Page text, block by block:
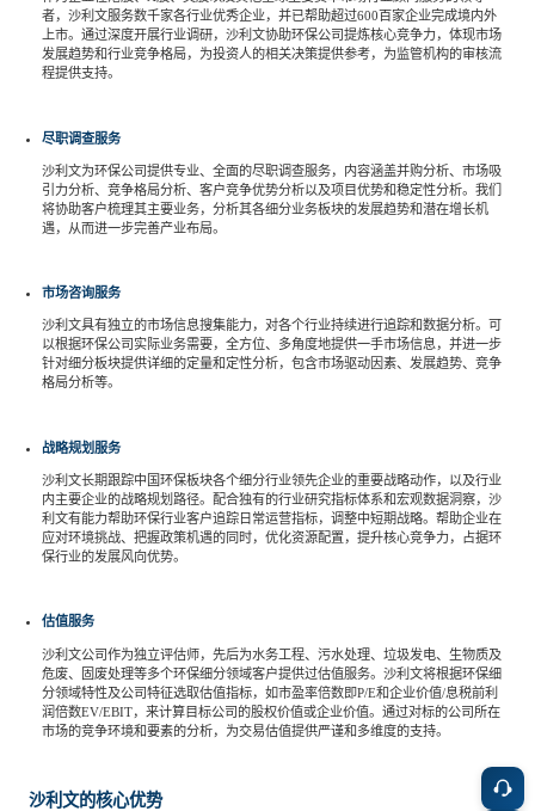
公共服务 食品与饮料
地产与物业 矿业冶炼
美容时尚
物流与供应链 建筑科技与装饰装潢
特种新材料
企业级服务 跨境电商贸易
基础设施建设
教育与培训 航运及港口
母婴
媒体服务
公司介绍
中国管理团队
表现与影响
战略合作伙伴
专家委员会
沙利文中国分支机构
加入我们
中
EN
者，沙利文服务数千家各行业优秀企业，并已帮助超过600百家企业完成境内外
上市。通过深度开展行业调研，沙利文协助环保公司提炼核心竞争力，体现市场
发展趋势和行业竞争格局，为投资人的相关决策提供参考，为监管机构的审核流
程提供支持。
尽职调查服务
沙利文为环保公司提供专业、全面的尽职调查服务，内容涵盖并购分析、市场吸
引力分析、竞争格局分析、客户竞争优势分析以及项目优势和稳定性分析。我们
将协助客户梳理其主要业务，分析其各细分业务板块的发展趋势和潜在增长机
遇，从而进一步完善产业布局。
市场咨询服务
沙利文具有独立的市场信息搜集能力，对各个行业持续进行追踪和数据分析。可
以根据环保公司实际业务需要，全方位、多角度地提供一手市场信息，并进一步
针对细分板块提供详细的定量和定性分析，包含市场驱动因素、发展趋势、竞争
格局分析等。
战略规划服务
沙利文长期跟踪中国环保板块各个细分行业领先企业的重要战略动作，以及行业
内主要企业的战略规划路径。配合独有的行业研究指标体系和宏观数据洞察，沙
利文有能力帮助环保行业客户追踪日常运营指标，调整中短期战略。帮助企业在
应对环境挑战、把握政策机遇的同时，优化资源配置，提升核心竞争力，占据环
保行业的发展风向优势。
估值服务
沙利文公司作为独立评估师，先后为水务工程、污水处理、垃圾发电、生物质及
危废、固废处理等多个环保细分领域客户提供过估值服务。沙利文将根据环保细
分领域特性及公司特征选取估值指标，如市盈率倍数即P/E和企业价值/息税前利
润倍数EV/EBIT，来计算目标公司的股权价值或企业价值。通过对标的公司所在
市场的竞争环境和要素的分析，为交易估值提供严谨和多维度的支持。
沙利文的核心优势